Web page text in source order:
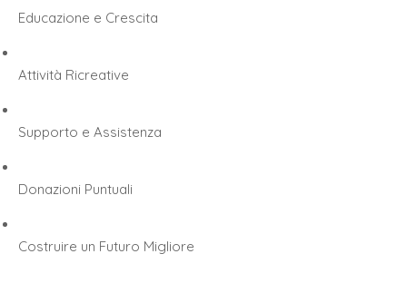
Educazione e Crescita
Attività Ricreative
Supporto e Assistenza
Donazioni Puntuali
Costruire un Futuro Migliore